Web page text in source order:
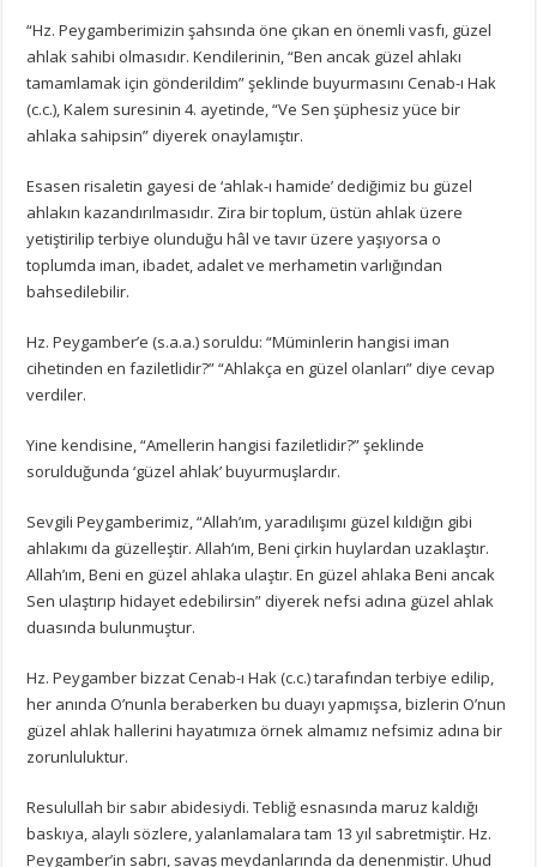
“Hz. Peygamberimizin şahsında öne çıkan en önemli vasfı, güzel
ahlak sahibi olmasıdır. Kendilerinin, “Ben ancak güzel ahlakı
tamamlamak için gönderildim” şeklinde buyurmasını Cenab-ı Hak
(c.c.), Kalem suresinin 4. ayetinde, “Ve Sen şüphesiz yüce bir
ahlaka sahipsin” diyerek onaylamıştır.
Esasen risaletin gayesi de ‘ahlak-ı hamide’ dediğimiz bu güzel
ahlakın kazandırılmasıdır. Zira bir toplum, üstün ahlak üzere
yetiştirilip terbiye olunduğu hâl ve tavır üzere yaşıyorsa o
toplumda iman, ibadet, adalet ve merhametin varlığından
bahsedilebilir.
Hz. Peygamber’e (s.a.a.) soruldu: “Müminlerin hangisi iman
cihetinden en faziletlidir?” “Ahlakça en güzel olanları” diye cevap
verdiler.
Yine kendisine, “Amellerin hangisi faziletlidir?” şeklinde
sorulduğunda ‘güzel ahlak’ buyurmuşlardır.
Sevgili Peygamberimiz, “Allah’ım, yaradılışımı güzel kıldığın gibi
ahlakımı da güzelleştir. Allah’ım, Beni çirkin huylardan uzaklaştır.
Allah’ım, Beni en güzel ahlaka ulaştır. En güzel ahlaka Beni ancak
Sen ulaştırıp hidayet edebilirsin” diyerek nefsi adına güzel ahlak
duasında bulunmuştur.
Hz. Peygamber bizzat Cenab-ı Hak (c.c.) tarafından terbiye edilip,
her anında O’nunla beraberken bu duayı yapmışsa, bizlerin O’nun
güzel ahlak hallerini hayatımıza örnek almamız nefsimiz adına bir
zorunluluktur.
Resulullah bir sabır abidesiydi. Tebliğ esnasında maruz kaldığı
baskıya, alaylı sözlere, yalanlamalara tam 13 yıl sabretmiştir. Hz.
Peygamber’in sabrı, savaş meydanlarında da denenmiştir. Uhud